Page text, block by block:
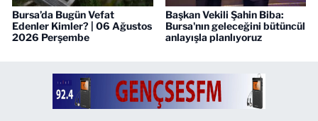
Bursa’da Bugün Vefat
Edenler Kimler? | 06 Ağustos
2026 Perşembe
Başkan Vekili Şahin Biba:
Bursa'nın geleceğini bütüncül
anlayışla planlıyoruz